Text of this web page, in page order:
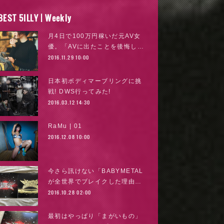
5ILLY | Weekly
月4日で100万円稼いだ元AV女
優。「AVに出たことを後悔し…
2016.11.29 10:00
日本初ボディマーブリングに挑
戦! DWS行ってみた!
2016.03.12 14:30
RaMu | 01
2016.12.08 10:00
今さら訊けない「BABYMETAL
が全世界でブレイクした理由…
2016.10.28 02:00
最初はやっぱり「まがいもの」